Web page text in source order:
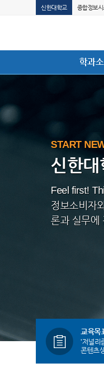
신한대학교 종합정보
학과
START
신한
Feel first!
정보소비자
론과 실무에
교육목
'저널리
콘텐츠